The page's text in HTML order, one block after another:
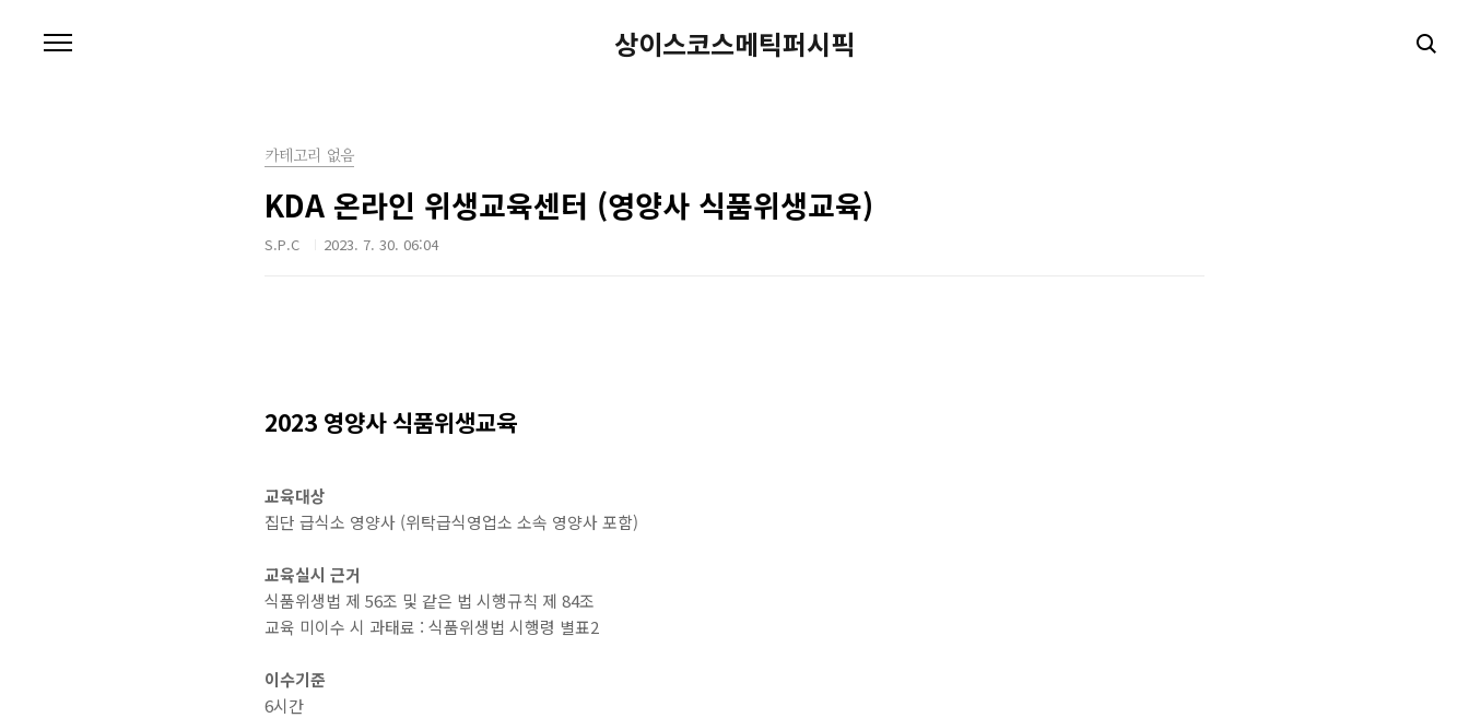
상이스코스메틱퍼시픽
카테고리 없음
KDA 온라인 위생교육센터 (영양사 식품위생교육)
S.P.C 2023. 7. 30. 06:04
2023 영양사 식품위생교육
교육대상
집단 급식소 영양사 (위탁급식영업소 소속 영양사 포함)
교육실시 근거
식품위생법 제 56조 및 같은 법 시행규칙 제 84조
교육 미이수 시 과태료 : 식품위생법 시행령 별표2
이수기준
6시간